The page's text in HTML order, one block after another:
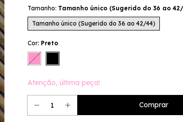
Tamanho: Tamanho único (Sugerido do 36 ao
Tamanho único (Sugerido do 36 ao 42/44)
Cor: Preto
Atenção, última peça!